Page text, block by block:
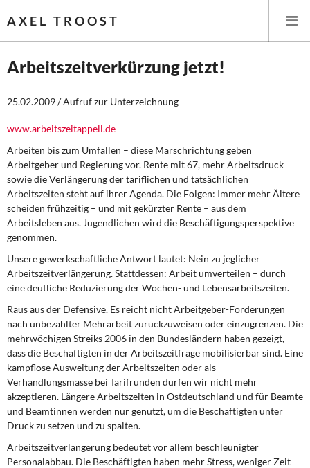
AXEL TROOST
Themen
Leitlinien linker Wirtschafts- und Finanzpolitik
Wirtschaftspolitik
Steuer- und Finanzpolitik
Öffentliche Infrastruktur und Daseinsvorsorge
Eurokrise und Griechenland
DIE LINKE
Weitere Themen
Memo-Gruppe
Institut Solidarische Moderne
Rosa-Luxemburg-Stiftung
Arbeitszeitverkürzung jetzt!
25.02.2009 / Aufruf zur Unterzeichnung
www.arbeitszeitappell.de
Arbeiten bis zum Umfallen – diese Marschrichtung geben
Arbeitgeber und Regierung vor. Rente mit 67, mehr Arbeitsdruck
sowie die Verlängerung der tariflichen und tatsächlichen
Arbeitszeiten steht auf ihrer Agenda. Die Folgen: Immer mehr Ältere
scheiden frühzeitig – und mit gekürzter Rente – aus dem
Arbeitsleben aus. Jugendlichen wird die Beschäftigungsperspektive
genommen.
Unsere gewerkschaftliche Antwort lautet: Nein zu jeglicher
Arbeitszeitverlängerung.Stattdessen: Arbeit umverteilen – durch
eine deutliche Reduzierung der Wochen- und Lebensarbeitszeiten.
Raus aus der Defensive. Es reicht nicht Arbeitgeber-Forderungen
nach unbezahlter Mehrarbeit zurückzuweisen oder einzugrenzen. Die
mehrwöchigen Streiks 2006 in den Bundesländern haben gezeigt,
dass die Beschäftigten in der Arbeitszeitfrage mobilisierbar sind. Eine
kampflose Ausweitung der Arbeitszeiten oder als
Verhandlungsmasse bei Tarifrunden dürfen wir nicht mehr
akzeptieren. Längere Arbeitszeiten in Ostdeutschland und für Beamte
und Beamtinnen werden nur genutzt, um die Beschäftigten unter
Druck zu setzen und zu spalten.
Arbeitszeitverlängerung bedeutet vor allem beschleunigter
Personalabbau. Die Beschäftigten haben mehr Stress, weniger Zeit